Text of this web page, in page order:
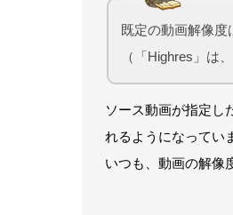
既定の動画解像度
（「Highres」は
ソース動画が指定し
れるようになってい
いつも、動画の解像